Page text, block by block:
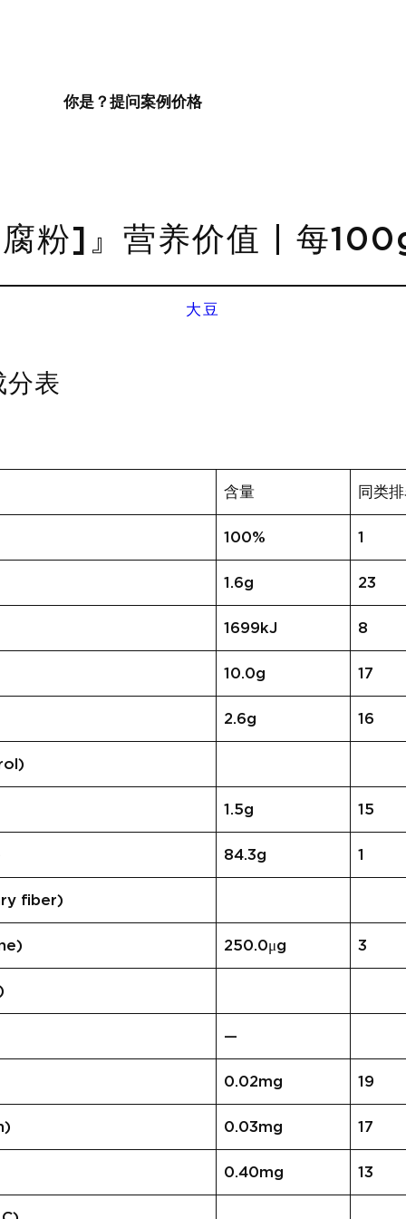
你是？ 提问案例价格
粉]』营养价值 | 每
大豆
表
含量 同类
100% 1
1.6g 23
1699kJ 8
10.0g 17
2.6g 16
1.5g 15
84.3g 1
fiber)
250.0μg 3
—
0.02mg 19
0.03mg 17
0.40mg 13